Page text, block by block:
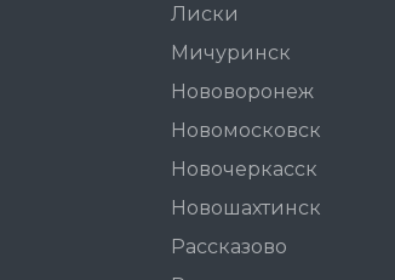
Лиски
Мичуринск
Нововоронеж
Новомосковск
Новочеркасск
Новошахтинск
Рассказово